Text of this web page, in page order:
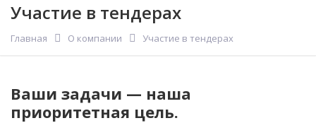
Участие в тендерах
Главная О компании Участие в тендерах
Ваши задачи — наша
приоритетная цель.